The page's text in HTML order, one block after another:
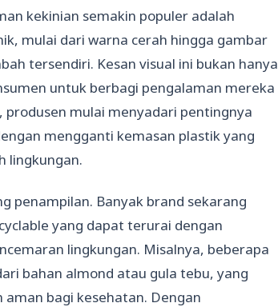
kekinian semakin populer adalah
mulai dari warna cerah hingga gambar
tersendiri. Kesan visual ini bukan hanya
untuk berbagi pengalaman mereka
produsen mulai menyadari pentingnya
mengganti kemasan plastik yang
lingkungan.
penampilan. Banyak brand sekarang
yang dapat terurai dengan
lingkungan. Misalnya, beberapa
bahan almond atau gula tebu, yang
bagi kesehatan. Dengan